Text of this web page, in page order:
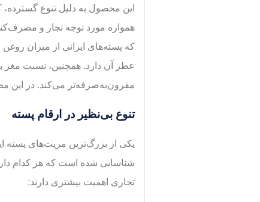
این محصول به دلیل تنوع گسترده،
همواره مورد توجه تجار و
که پسته‌های ایرانی از میزان
عطر آن دارد. همچنین، نسبت مغز
مقرون‌به‌صرفه‌تر می‌کند. در این
تنوع بی‌نظیر در ارقام پسته
شناسایی شده است که هر کدام
تجاری اهمیت بیشتری دارند: